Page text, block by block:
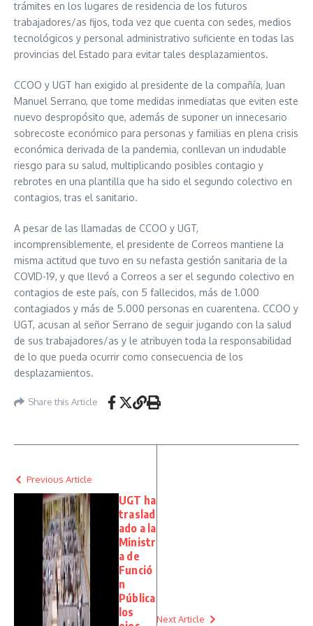
trámites en los lugares de residencia de los futuros
trabajadores/as fijos, toda vez que cuenta con sedes, medios
tecnológicos y personal administrativo suficiente en todas las
provincias del Estado para evitar tales desplazamientos.
CCOO y UGT han exigido al presidente de la compañía, Juan
Manuel Serrano, que tome medidas inmediatas que eviten este
nuevo despropósito que, además de suponer un innecesario
sobrecoste económico para personas y familias en plena crisis
económica derivada de la pandemia, conllevan un indudable
riesgo para su salud, multiplicando posibles contagio y
rebrotes en una plantilla que ha sido el segundo colectivo en
contagios, tras el sanitario.
A pesar de las llamadas de CCOO y UGT,
incomprensiblemente, el presidente de Correos mantiene la
misma actitud que tuvo en su nefasta gestión sanitaria de la
COVID-19, y que llevó a Correos a ser el segundo colectivo en
contagios de este país, con 5 fallecidos, más de 1.000
contagiados y más de 5.000 personas en cuarentena. CCOO y
UGT, acusan al señor Serrano de seguir jugando con la salud
de sus trabajadores/as y le atribuyen toda la responsabilidad
de lo que pueda ocurrir como consecuencia de los
desplazamientos.
Share this Article
Previous Article
UGT ha
traslad
ado a la
Ministr
a de
Funció
n
Pública
los
Next Article